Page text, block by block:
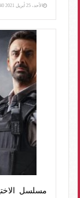
الأحد، 25 أبريل 2021 09:40 م